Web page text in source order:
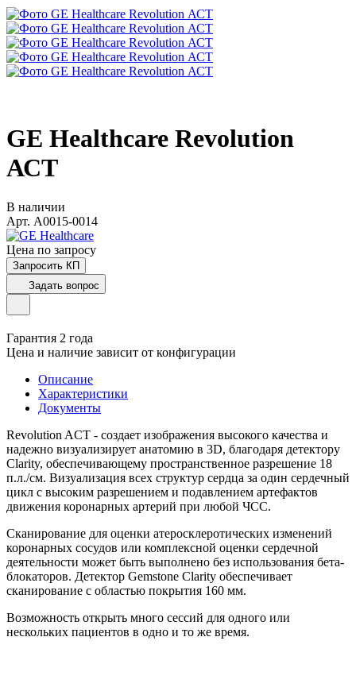
GE Healthcare Revolution
АСТ
В наличии
Арт. A0015-0014
Цена по запросу
Запросить КП
Задать вопрос
Гарантия 2 года
Цена и наличие зависит от конфигурации
Описание
Характеристики
Документы
Revolution ACT - создает изображения высокого качества и
надежно визуализирует анатомию в 3D, благодаря детектору
Clarity, обеспечивающему пространственное разрешение 18
п.л./см. Визуализация всех структур сердца за один сердечный
цикл с высоким разрешением и подавлением артефактов
движения коронарных артерий при любой ЧСС.
Сканирование для оценки атеросклеротических изменений
коронарных сосудов или комплексной оценки сердечной
деятельности может быть выполнено без использования бета-
блокаторов. Детектор Gemstone Clarity обеспечивает
сканирование с областью покрытия 160 мм.
Возможность открыть много сессий для одного или
нескольких пациентов в одно и то же время.